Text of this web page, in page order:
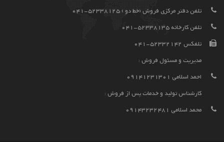
تلفن دفتر مرکزی فروش (خط دو ) 52338125-041
تلفن کارخانه 52338135-041
تلفکس 52332142-041
مدیریت و مسئول فروش :
احمد اسلامی 09141231301
کارشناس تولید و خدمات پس از فروش :
محمد اسلامی 09143232481